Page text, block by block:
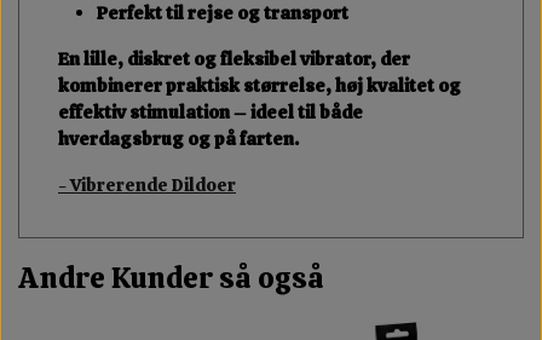
Perfekt til rejse og transport
Enlille, diskret og fleksibel vibrator, der
kombinererpraktisk størrelse, høj kvalitet og
effektiv stimulation – ideel til både
hverdagsbrug og på farten.
- Vibrerende Dildoer
Andre Kunder så også